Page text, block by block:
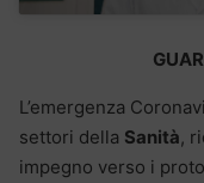
L’emergenza
settori della Sanità,
impegno verso i